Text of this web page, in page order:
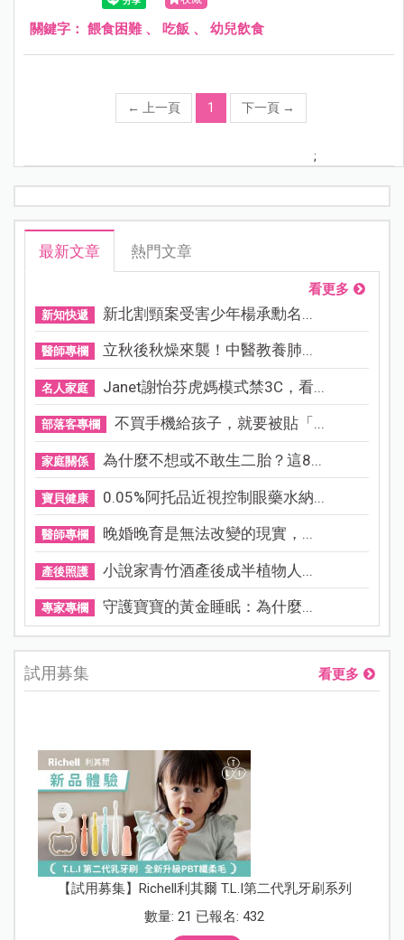
關鍵字： 餵食困難、 吃飯 、 幼兒飲食
← 上一頁 1 下一頁 →
;
最新文章 熱門文章
看更多
新知快遞 新北割頸案受害少年楊承勳名...
醫師專欄 立秋後秋燥來襲！中醫教養肺...
名人家庭 Janet謝怡芬虎媽模式禁3C，看...
部落客專欄 不買手機給孩子，就要被貼「...
家庭關係 為什麼不想或不敢生二胎？這8...
寶貝健康 0.05%阿托品近視控制眼藥水納...
醫師專欄 晚婚晚育是無法改變的現實，...
產後照護 小說家青竹酒產後成半植物人...
專家專欄 守護寶寶的黃金睡眠：為什麼...
試用募集 看更多
【試用募集】Richell利其爾 T.L.I第二代乳牙刷系列
數量: 21 已報名: 432